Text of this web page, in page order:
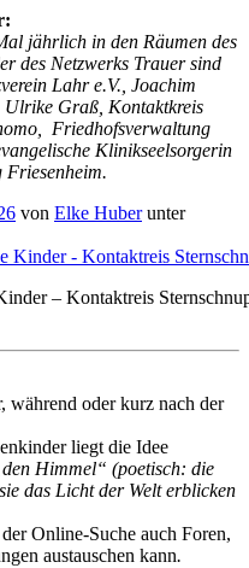
jährlich in den Räumen des
des Netzwerks Trauer sind
Lahr e.V., Joachim
Ulrike Graß, Kontaktkreis
Friedhofsverwaltung
Klinikseelsorgerin
Friesenheim.
von Elke Huberunter
– Kontaktreis
oder kurz nach der
liegt die Idee
Himmel“ (poetisch: die
das Licht der Welt erblicken
Online-Suche auch Foren,
austauschen kann.